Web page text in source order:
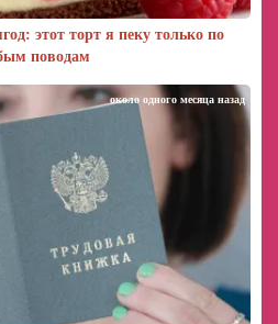
этот торт я пеку только по
поводам
около одного месяца назад